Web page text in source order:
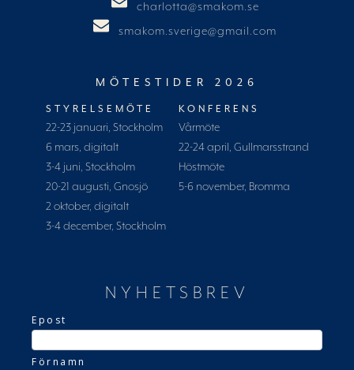
charlotta@smakom.se
smakom.sverige@gmail.com
MÖTESTIDER 2026
STYRELSEMÖTE
22-23 januari, Stockholm
6 mars, digitalt
3-4 juni, Stockholm
20-21 augusti, Gnosjö
2 oktober, digitalt
3-4 december, Stockholm
KONFERENS
Vårmöte
22-24 april, Gullmarsstrand
Höstmöte
5-6 november, Bromma
NYHETSBREV
Epost
Förnamn